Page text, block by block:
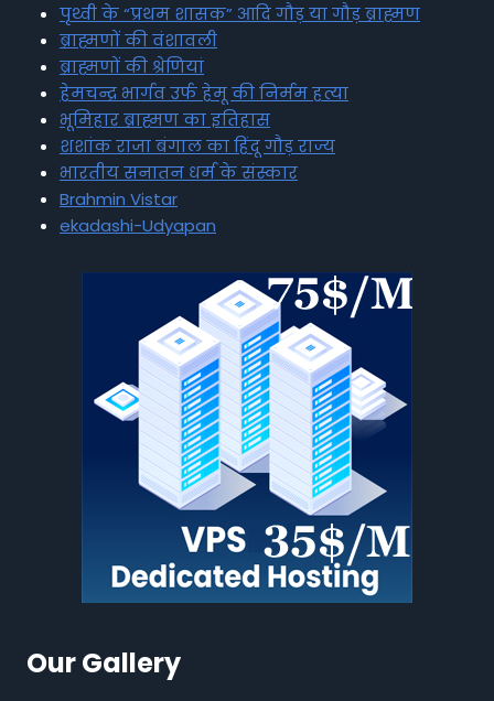
पृथ्वी के “प्रथम शासक” आदि गौड़ या गौड़ ब्राह्मण
ब्राह्मणों की वंशावली
ब्राह्मणों की श्रेणियां
हेमचन्द्र भार्गव उर्फ हेमू की निर्मम हत्या
भूमिहार ब्राह्मण का इतिहास
शशांक राजा बंगाल का हिंदू गौड़ राज्य
भारतीय सनातन धर्म के संस्कार
Brahmin Vistar
ekadashi-Udyapan
Our Gallery